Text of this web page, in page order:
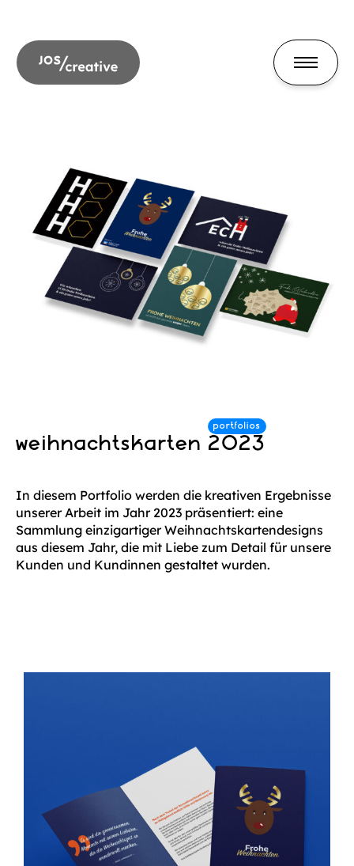
weihnachtskarten 2023
In diesem Portfolio werden die kreativen Ergebnisse
unserer Arbeit im Jahr 2023 präsentiert: eine
Sammlung einzigartiger Weihnachtskartendesigns
aus diesem Jahr, die mit Liebe zum Detail für unsere
Kunden und Kundinnen gestaltet wurden.